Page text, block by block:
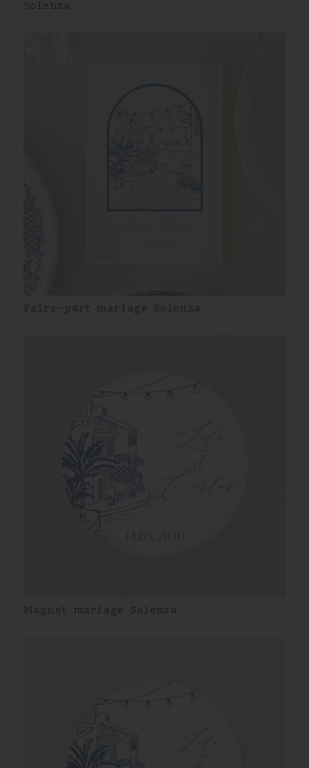
Solenza
Faire-part mariage Solenza
Magnet mariage Solenza